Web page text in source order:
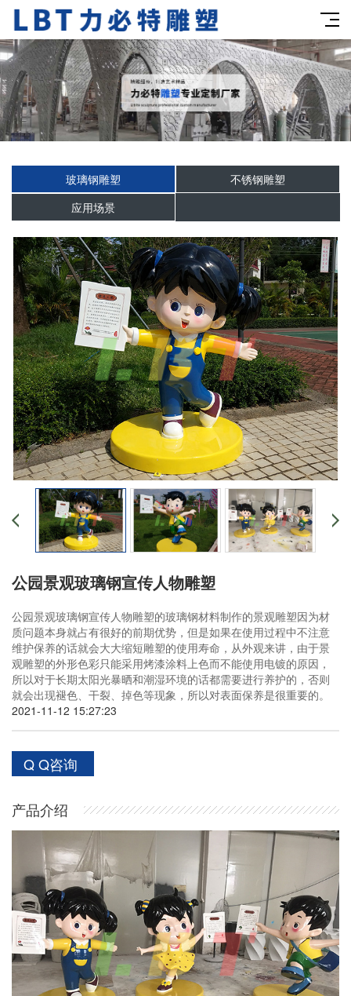
玻璃钢雕塑
不锈钢雕塑
应用场景
公园景观玻璃钢宣传人物雕塑
公园景观玻璃钢宣传人物雕塑的玻璃钢材料制作的景观雕塑因为材
质问题本身就占有很好的前期优势，但是如果在使用过程中不注意
维护保养的话就会大大缩短雕塑的使用寿命，从外观来讲，由于景
观雕塑的外形色彩只能采用烤漆涂料上色而不能使用电镀的原因，
所以对于长期太阳光暴晒和潮湿环境的话都需要进行养护的，否则
就会出现褪色、干裂、掉色等现象，所以对表面保养是很重要的。
2021-11-12 15:27:23
Q Q咨询
产品介绍